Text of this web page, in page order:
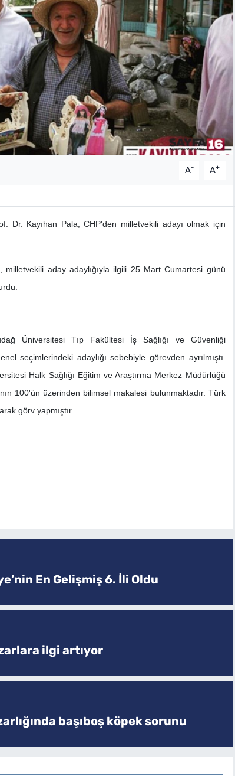
A- A+
Dr. Kayıhan Pala, CHP'den milletvekili adayı olmak için
aday adaylığıyla ilgili 25 Mart Cumartesi günü
Üniversitesi Tıp Fakültesi İş Sağlığı ve Güvenliği
seçimlerindeki adaylığı sebebiyle görevden ayrılmıştı.
Halk Sağlığı Eğitim ve Araştırma Merkez Müdürlüğü
100'ün üzerinden bilimsel makalesi bulunmaktadır. Türk
görv yapmıştır.
En Gelişmiş 6. İli Oldu
ilgi artıyor
başıboş köpek sorunu